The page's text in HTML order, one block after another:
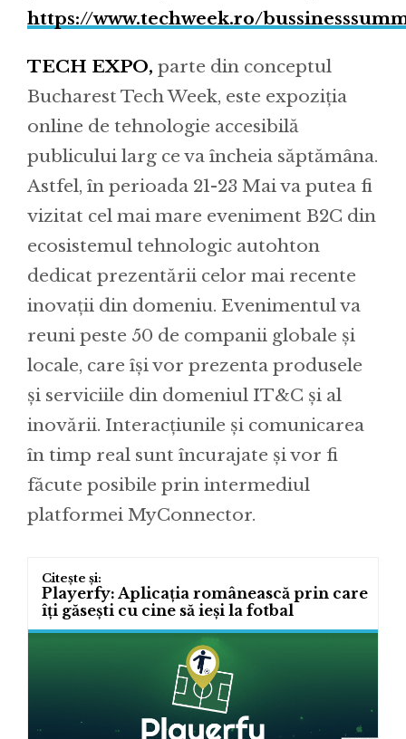
https://www.techweek.ro/
TECH EXPO, parte din conceptul
Bucharest Tech Week, este expoziția
online de tehnologie accesibilă
publicului larg ce va încheia săptămâna.
Astfel, în perioada 21-23 Mai va putea fi
vizitat cel mai mare eveniment B2C din
ecosistemul tehnologic autohton
dedicat prezentării celor mai recente
inovații din domeniu. Evenimentul va
reuni peste 50 de companii globale și
locale, care își vor prezenta produsele
și serviciile din domeniul IT&C și al
inovării. Interacțiunile și comunicarea
în timp real sunt încurajate și vor fi
făcute posibile prin intermediul
platformei MyConnector.
Playerfy: Aplicația românească prin care
îți găsești cu cine să ieși la fotbal